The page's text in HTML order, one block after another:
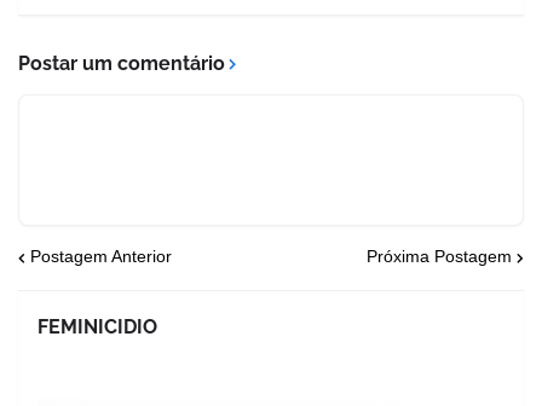
Postar um comentário
Postagem Anterior Próxima Postagem
FEMINICIDIO